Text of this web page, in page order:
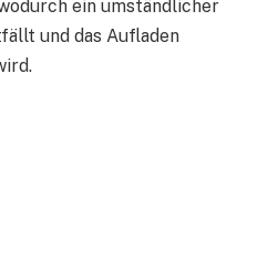
ein umständlicher
und das Aufladen